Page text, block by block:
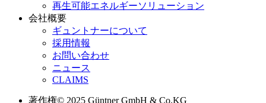
再生可能エネルギーソリューション
会社概要
ギュントナーについて
採用情報
お問い合わせ
ニュース
CLAIMS
著作権© 2025 Güntner GmbH & Co.KG